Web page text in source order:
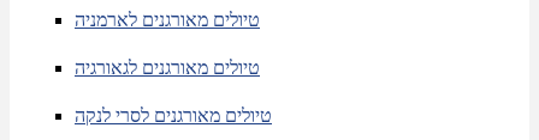
טיולים מאורגנים לארמניה
טיולים מאורגנים לגאורגיה
טיולים מאורגנים לסרי לנקה